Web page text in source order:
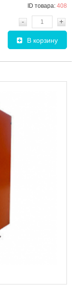
ID товара: 408
- +
В корзину